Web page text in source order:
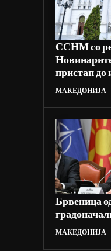
ССНМ со
пристап
МАКЕДОНИЈА
Брвеница
МАКЕДОНИЈА